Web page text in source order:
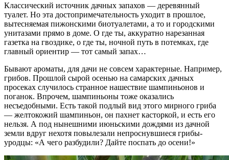
Классический источник дачных запахов — деревянный
туалет. Но эта достопримечательность уходит в прошлое,
вытесняемая пижонскими биотуалетами, а то и городскими
унитазами прямо в доме. О где ты, аккуратно нарезанная
газетка на гвоздике, о где ты, ночной путь в потемках, где
главный ориентир — тот самый запах…
Бывают ароматы, для дачи не совсем характерные. Например,
грибов. Прошлой сырой осенью на самарских дачных
просеках случилось странное нашествие шампиньонов и
поганок. Впрочем, шампиньоны тоже оказались
несъедобными. Есть такой подлый вид этого мирного гриба
— желтокожий шампиньон, он пахнет касторкой, и есть его
нельзя. А под нынешними июньскими дождями из дачной
земли вдруг нехотя повылезали непроснувшиеся грибы-
уродцы: «А чего разбудили? Дайте поспать до осени!»